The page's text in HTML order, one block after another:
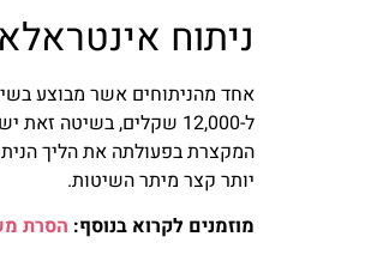
ניתוח
אחד מהניתוחים אשר מבוצע
ל-12,000 שקלים,
המקצרת בפעולתה את הליך
יותר קצר מיתר השיטות.
מוזמנים לקרוא בנוסף: הסרת